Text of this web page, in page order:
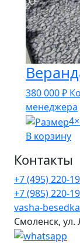
380 000₽
менеджера
В корзину
Контакты
+7 (495) 220-
+7 (985) 220-
vasha-
Смоленск, ул.